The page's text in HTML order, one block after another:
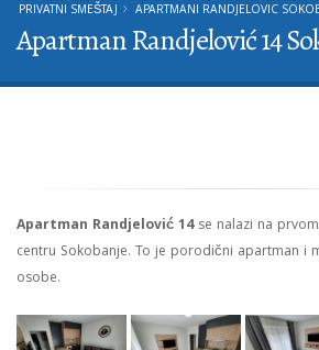
PRIVATNI SMEŠTAJ APARTMANI RANDJELOVIC
Apartman Randjelović 14
Apartman Randjelović 14se nalazi na
centru Sokobanje. To je porodični apartman i
osobe.